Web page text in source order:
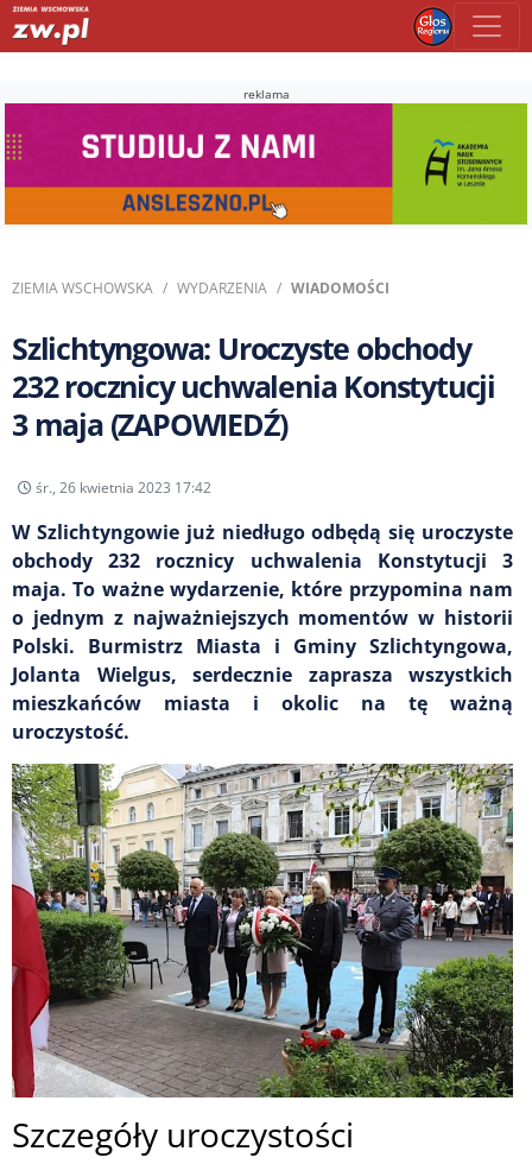
reklama
ZIEMIA WSCHOWSKA WYDARZENIA WIADOMOŚCI
Szlichtyngowa: Uroczyste obchody
232 rocznicy uchwalenia Konstytucji
3 maja (ZAPOWIEDŹ)
śr., 26 kwietnia 2023 17:42
W Szlichtyngowie już niedługo odbędą się uroczyste
obchody 232 rocznicy uchwalenia Konstytucji 3
maja. To ważne wydarzenie, które przypomina nam
o jednym z najważniejszych momentów w historii
Polski. Burmistrz Miasta i Gminy Szlichtyngowa,
Jolanta Wielgus, serdecznie zaprasza wszystkich
mieszkańców miasta i okolic na tę ważną
uroczystość.
Szczegóły uroczystości